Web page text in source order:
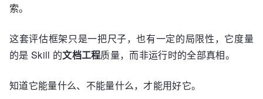
索。
这套评估框架只是一把尺子，也有一定的局限性，它度量
的是 Skill 的文档工程质量，而非运行时的全部真相。
知道它能量什么、不能量什么，才能用好它。